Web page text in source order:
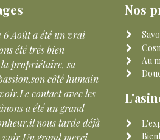
beaucoup pour cet accueil très
le bain de câlin avec les
et ces informations à la pelle.
avons hâte de tester les produits
revenir pour voir l'évolution de
qui a du sens.
D.
Nos
Au